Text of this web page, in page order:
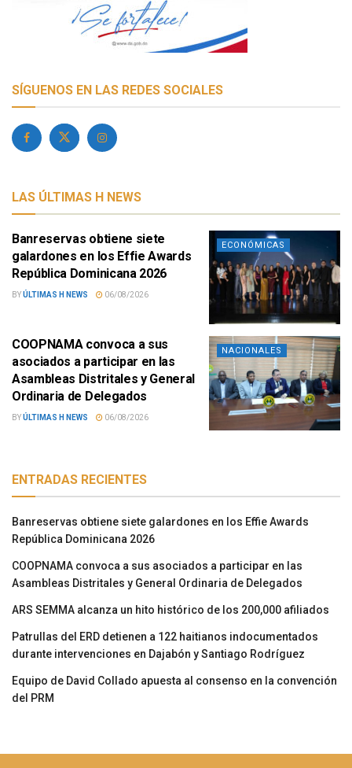
SÍGUENOS EN LAS REDES SOCIALES
LAS ÚLTIMAS H NEWS
ECONÓMICAS
Banreservas obtiene siete
galardones en los Effie Awards
República Dominicana 2026
BYÚLTIMAS H NEWS 06/08/2026
NACIONALES
COOPNAMA convoca a sus
asociados a participar en las
Asambleas Distritales y General
Ordinaria de Delegados
BYÚLTIMAS H NEWS 06/08/2026
ENTRADAS RECIENTES
Banreservas obtiene siete galardones en los Effie Awards
República Dominicana 2026
COOPNAMA convoca a sus asociados a participar en las
Asambleas Distritales y General Ordinaria de Delegados
ARS SEMMA alcanza un hito histórico de los 200,000 afiliados
Patrullas del ERD detienen a 122 haitianos indocumentados
durante intervenciones en Dajabón y Santiago Rodríguez
Equipo de David Collado apuesta al consenso en la convención
del PRM